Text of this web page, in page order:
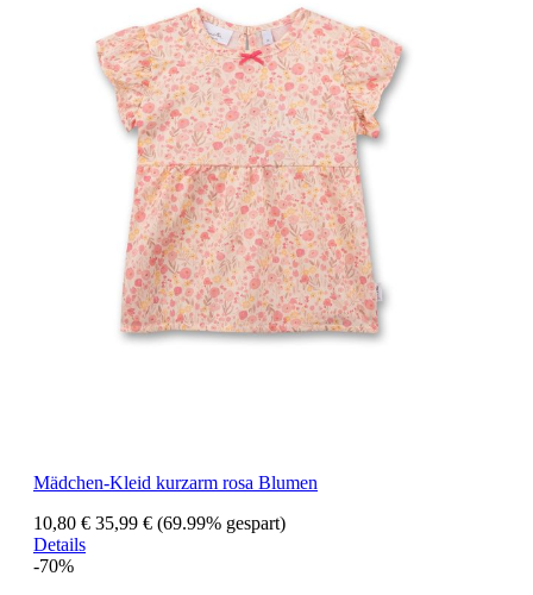
Mädchen-Kleid kurzarm rosa Blumen
10,80 € 35,99 € (69.99% gespart)
Details
-70%